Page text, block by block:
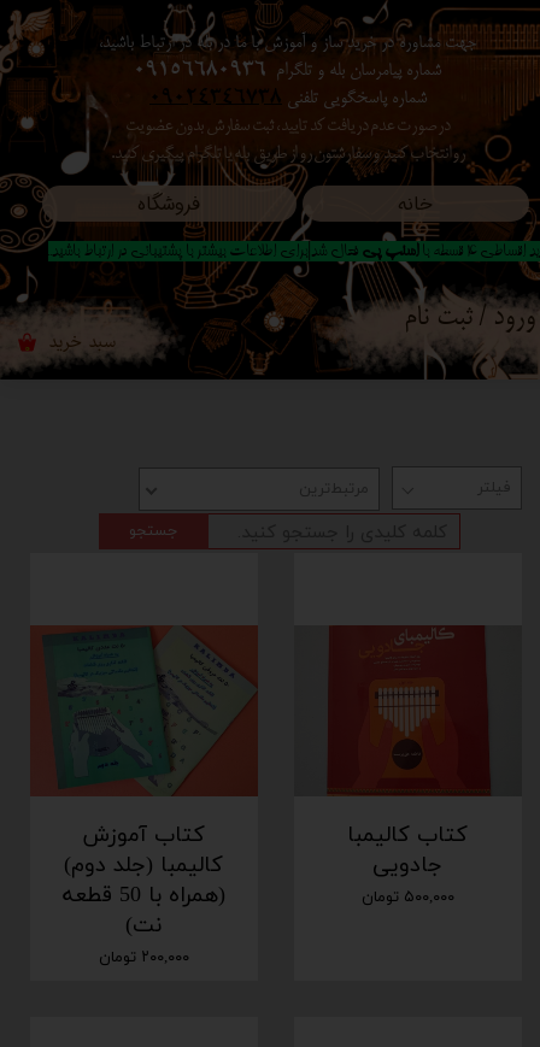
خانه فروشگاه
جهت مشاوره در خرید ساز و آموزش با ما در بله در ارتباط باشید،
شماره پیامرسان بله و تلگرام 09156680936
شماره پاسخگویی تلفنی 09024346738
در صورت عدم دریافت کد تایید ، ثبت سفارش بدون عضویت
رو انتخاب کنید ​​​​​​​ و سفارشتون رو از طریق بله یا تلگرام پیگیری کنید.
۰ سبد خرید
ورود / ثبت نام
حساب کاربری من
تغییر گذر واژه
سفارشات
خروج از حساب کاربری
اقساطی 4 قسطه با اسنپ پی فعال شد|برای اطلاعات بیشتر با پشتیبانی در ارتباط باشید..
مرتبط‌ترین
کتاب کالیمبا
جادویی
۵۰۰,۰۰۰ تومان
کتاب آموزش
کالیمبا (جلد دوم)
(همراه با 50 قطعه
نت)
۲۰۰,۰۰۰ تومان
جستجو